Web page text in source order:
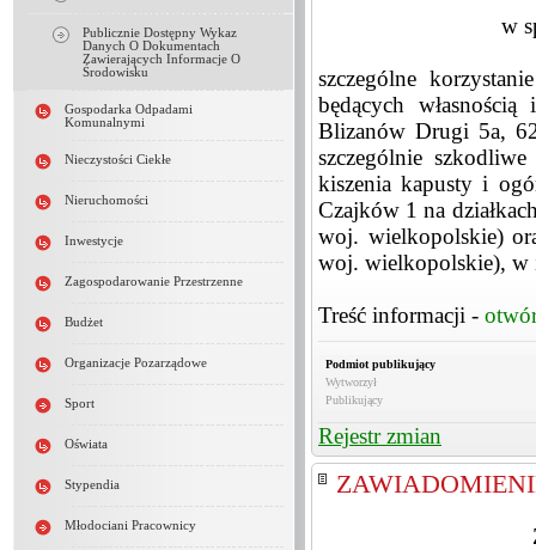
Publicznie Dostępny Wykaz
Danych O Dokumentach
Zawierających Informacje O
Środowisku
Gospodarka Odpadami
Komunalnymi
Nieczystości Ciekłe
Nieruchomości
Inwestycje
Zagospodarowanie Przestrzenne
Budżet
Organizacje Pozarządowe
Sport
Oświata
Stypendia
Młodociani Pracownicy
w
szczególne
będących
Blizanów Drugi 5a,
szczególnie
kiszenia kapusty i
Czajków 1 na
woj. wielkopolskie)
woj. wielkopolskie), w
Treść informacji -
Podmiot publikujący
Wytworzył
Publikujący
Rejestr zmian